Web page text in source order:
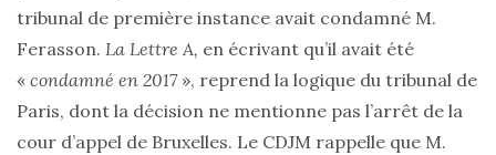
tribunal de première instance avait condamné M.
Ferasson. La Lettre A, en écrivant qu’il avait été
« condamné en 2017», reprend la logique du tribunal de
Paris, dont la décision ne mentionne pas l’arrêt de la
cour d’appel de Bruxelles. Le CDJM rappelle que M.